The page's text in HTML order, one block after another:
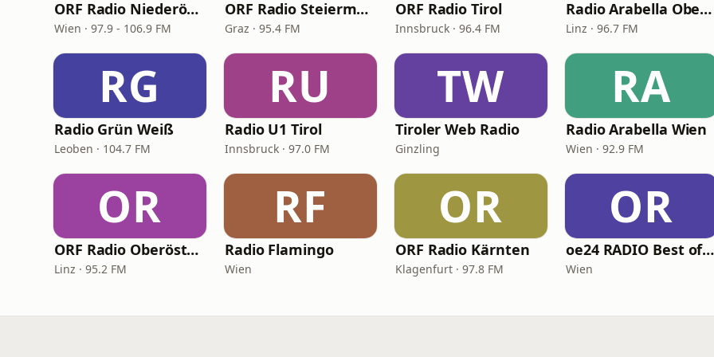
ORF Radio Niederösterreich
Wien · 97.9 - 106.9 FM
ORF Radio Steiermark
Graz · 95.4 FM
ORF Radio Tirol
Innsbruck · 96.4 FM
Radio Arabella Oberösterreich
Linz · 96.7 FM
RG
Radio Grün Weiß
Leoben · 104.7 FM
RU
Radio U1 Tirol
Innsbruck · 97.0 FM
TW
Tiroler Web Radio
Ginzling
RA
Radio Arabella Wien
Wien · 92.9 FM
OR
ORF Radio Oberösterreich
Linz · 95.2 FM
RF
Radio Flamingo
Wien
OR
ORF Radio Kärnten
Klagenfurt · 97.8 FM
OR
oe24 RADIO Best of Schlager
Wien